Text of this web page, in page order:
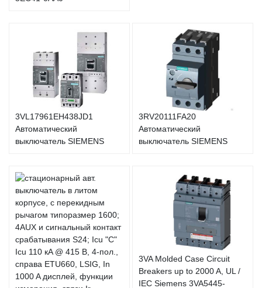
3VL17961EH438JD1
Автоматический
выключатель SIEMENS
3RV20111FA20
Автоматический
выключатель SIEMENS
3VA Molded Case Circuit
Breakers up to 2000 A, UL /
IEC Siemens 3VA5445-